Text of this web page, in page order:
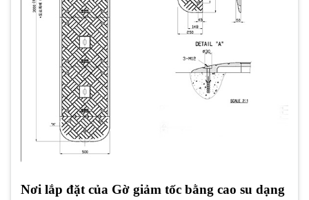
Nơi lắp đặt của Gờ giảm tốc bằng cao su dạng